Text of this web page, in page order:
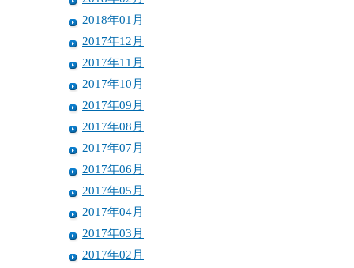
2018年01月
2017年12月
2017年11月
2017年10月
2017年09月
2017年08月
2017年07月
2017年06月
2017年05月
2017年04月
2017年03月
2017年02月